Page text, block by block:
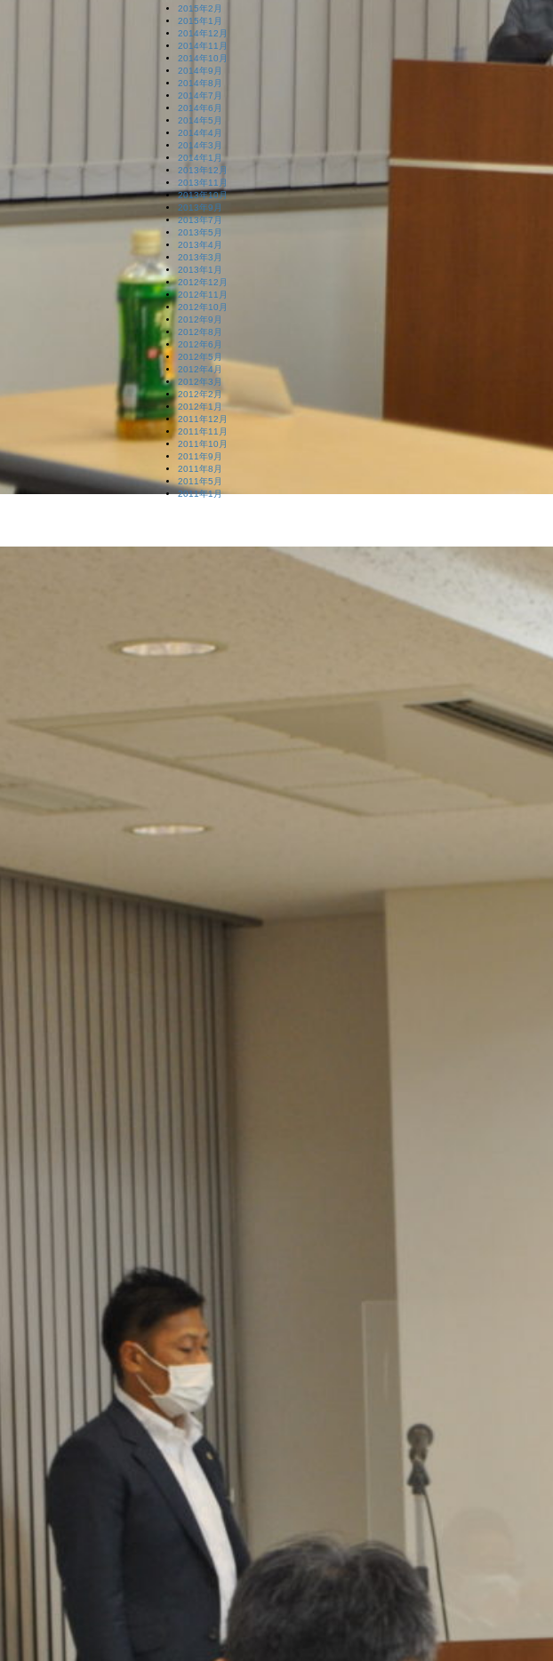
2015年2月
2015年1月
2014年12月
2014年11月
2014年10月
2014年9月
2014年8月
2014年7月
2014年6月
2014年5月
2014年4月
2014年3月
2014年1月
2013年12月
2013年11月
2013年10月
2013年9月
2013年7月
2013年5月
2013年4月
2013年3月
2013年1月
2012年12月
2012年11月
2012年10月
2012年9月
2012年8月
2012年6月
2012年5月
2012年4月
2012年3月
2012年2月
2012年1月
2011年12月
2011年11月
2011年10月
2011年9月
2011年8月
2011年5月
2011年1月